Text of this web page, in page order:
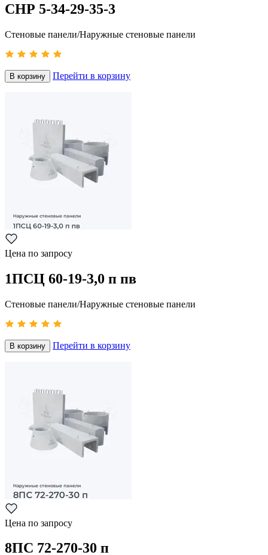
СНР 5-34-29-35-3
Стеновые панели/Наружные стеновые панели
В корзину Перейти в корзину
Цена по запросу
1ПСЦ 60-19-3,0 п пв
Стеновые панели/Наружные стеновые панели
В корзину Перейти в корзину
Цена по запросу
8ПС 72-270-30 п